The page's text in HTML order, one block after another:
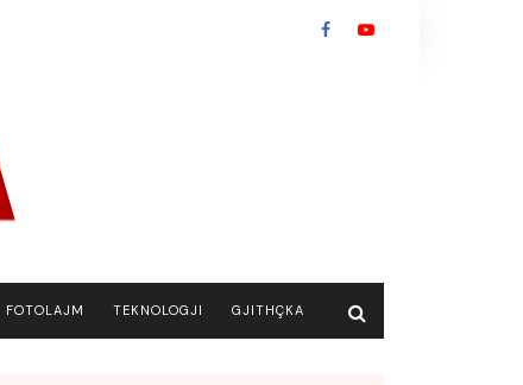
FOTOLAJM TEKNOLOGJI GJITHÇKA